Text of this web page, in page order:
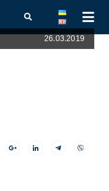
26.03.2019